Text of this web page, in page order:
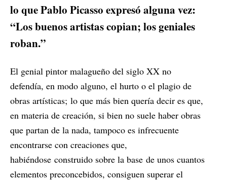
lo que Pablo Picasso expresó alguna vez:
“Los buenos artistas copian; los geniales
roban.”
El genial pintor malagueño del siglo XX no
defendía, en modo alguno, el hurto o el plagio de
obras artísticas; lo que más bien quería decir es que,
en materia de creación, si bien no suele haber obras
que partan de la nada, tampoco es infrecuente
encontrarse con creaciones que,
habiéndose construido sobre la base de unos cuantos
elementos preconcebidos, consiguen superar el